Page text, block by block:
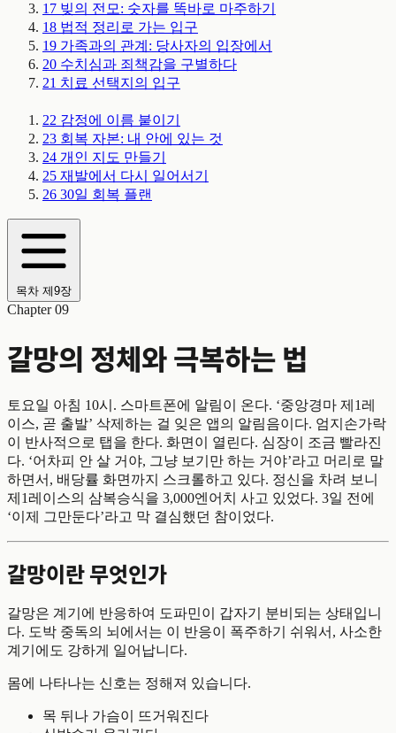
17 빚의 전모: 숫자를 똑바로 마주하기
18 법적 정리로 가는 입구
19 가족과의 관계: 당사자의 입장에서
20 수치심과 죄책감을 구별하다
21 치료 선택지의 입구
22 감정에 이름 붙이기
23 회복 자본: 내 안에 있는 것
24 개인 지도 만들기
25 재발에서 다시 일어서기
26 30일 회복 플랜
목차 제9장
Chapter 09
갈망의 정체와 극복하는 법
토요일 아침 10시. 스마트폰에 알림이 온다. ‘중앙경마 제1레
이스, 곧 출발’ 삭제하는 걸 잊은 앱의 알림음이다. 엄지손가락
이 반사적으로 탭을 한다. 화면이 열린다. 심장이 조금 빨라진
다. ‘어차피 안 살 거야, 그냥 보기만 하는 거야’라고 머리로 말
하면서, 배당률 화면까지 스크롤하고 있다. 정신을 차려 보니
제1레이스의 삼복승식을 3,000엔어치 사고 있었다. 3일 전에
‘이제 그만둔다’라고 막 결심했던 참이었다.
갈망이란 무엇인가
갈망은 계기에 반응하여 도파민이 갑자기 분비되는 상태입니
다. 도박 중독의 뇌에서는 이 반응이 폭주하기 쉬워서, 사소한
계기에도 강하게 일어납니다.
몸에 나타나는 신호는 정해져 있습니다.
목 뒤나 가슴이 뜨거워진다